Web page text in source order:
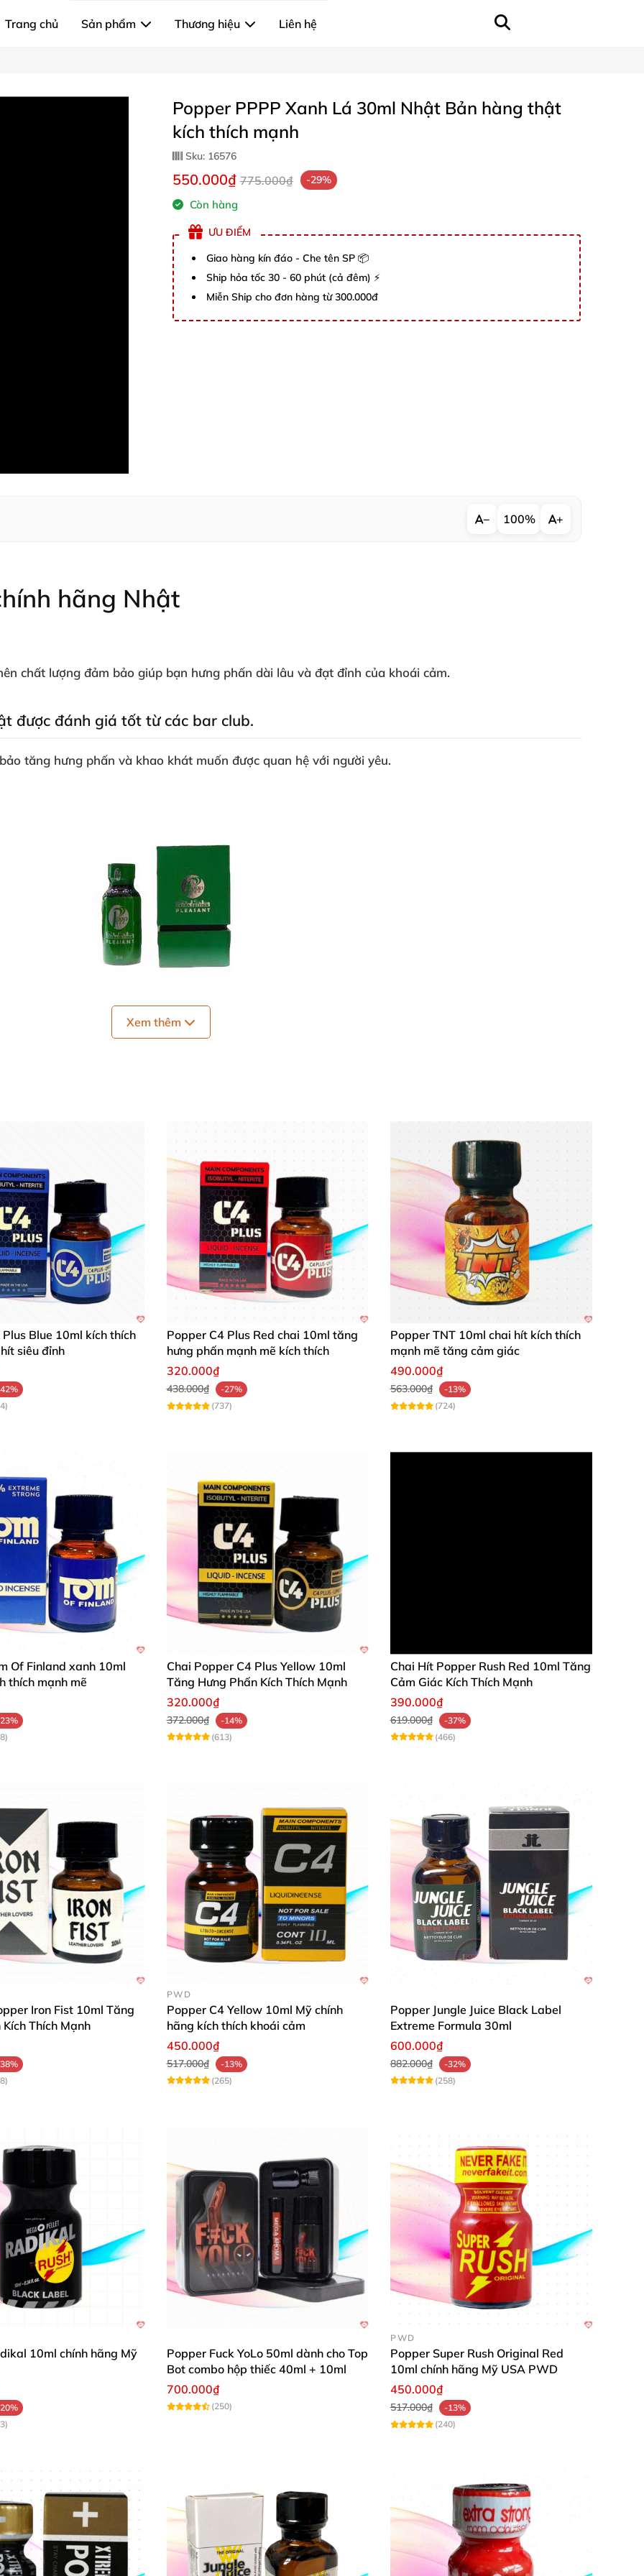
Trang chủ Sản phẩm Thương hiệu Liên hệ
Popper PPPP Xanh Lá 30ml Nhật Bản hàng thật
kích thích mạnh
Sku: 16576
550.000₫ 775.000₫ -29%
Còn hàng
ƯU ĐIỂM
Giao hàng kín đáo - Che tên SP 📦
Ship hỏa tốc 30 - 60 phút (cả đêm) ⚡
Miễn Ship cho đơn hàng từ 300.000đ
− 100% +
hãng Nhật
chất lượng đảm bảo giúp bạn hưng phấn dài lâu và đạt đỉnh của khoái cảm.
được đánh giá tốt từcác bar club.
tăng hưng phấn và khao khát muốn được quan hệ với người yêu.
Popper PPPP xanh lá chính hãng Nhật
PPPP xanh lá chính hãng Nhật
định đặt hàng và sử dụng không bỡ ngỡnhé!
em này là tăng hưng phấn , chỉ muốn “quần đảo” ngườ tình không ngừng nhacác bạn.
hàng nênsẽ có 1 số bạn cơ địađặc biệtsẽ xảy ra tình trạng nhức đầu! Hoặc hítquá liều làm thần
dẫnvà cơ địa của mình thôi nha để cuộc vui luônđược trọn vẹn.
sử dụng Popper:
cơ thể và đầu thấy hơi ấm nóng nhẹ lúc khởi sự . (quất tưng bừng
các bạnnhé.
hợp hiếm gặp .Khi cơ địa bạn không phù hợpsẽ thấy t.êcác đầu ngón tay
. Thay vì sử dụng Popper , cà phê
đối ngưng sử dụng.
sẽ bị lờn thì đổi loại khác để có cảm giác mới bạnnhé!
. Lỡ dính phải tập tức rửa bằng nước sạch nhiều lần
. Sau đó dùng váeline cấp ẩm tránh khô bong da
nhiều lần sẽ gây choáng vì quá liều.
Xem thêm
Blue 10ml kích thích
siêu đỉnh
Popper C4 Plus Red chai 10ml tăng
hưng phấn mạnh mẽ kích thích
320.000₫
438.000₫
-27%
(737)
Popper TNT 10ml chai hít kích thích
mạnh mẽ tăng cảm giác
490.000₫
563.000₫
-13%
(724)
Of Finland xanh 10ml
thích mạnh mẽ
Chai Popper C4 Plus Yellow 10ml
Tăng Hưng Phấn Kích Thích Mạnh
320.000₫
372.000₫
-14%
(613)
Chai Hít Popper Rush Red 10ml Tăng
Cảm Giác Kích Thích Mạnh
390.000₫
619.000₫
-37%
(466)
Iron Fist 10ml Tăng
Thích Mạnh
PWD
Popper C4 Yellow 10ml Mỹ chính
hãng kích thích khoái cảm
450.000₫
517.000₫
-13%
(265)
Popper Jungle Juice Black Label
Extreme Formula 30ml
600.000₫
882.000₫
-32%
(258)
10ml chính hãng Mỹ
Popper Fuck YoLo 50ml dành cho Top
Bot combo hộp thiếc 40ml + 10ml
700.000₫
(250)
PWD
Popper Super Rush Original Red
10ml chính hãng Mỹ USA PWD
450.000₫
517.000₫
-13%
(240)